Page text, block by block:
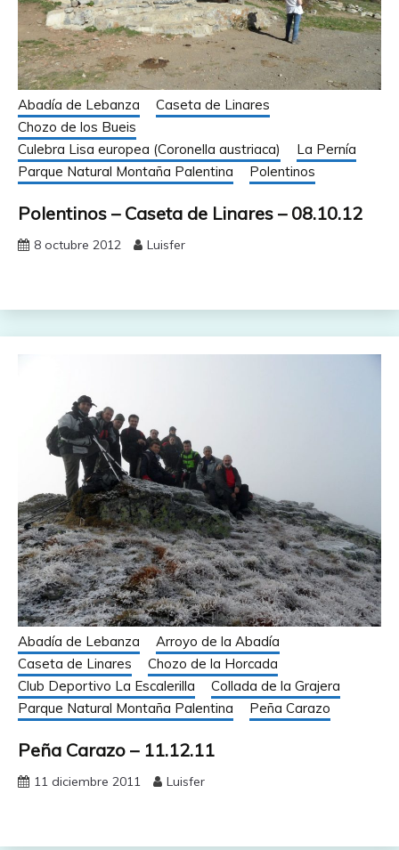
Abadía de Lebanza
Caseta de Linares
Chozo de los Bueis
Culebra Lisa europea (Coronella austriaca)
La Pernía
Parque Natural Montaña Palentina
Polentinos
Polentinos – Caseta de Linares – 08.10.12
8 octubre 2012 Luisfer
Abadía de Lebanza
Arroyo de la Abadía
Caseta de Linares
Chozo de la Horcada
Club Deportivo La Escalerilla
Collada de la Grajera
Parque Natural Montaña Palentina
Peña Carazo
Peña Carazo – 11.12.11
11 diciembre 2011 Luisfer